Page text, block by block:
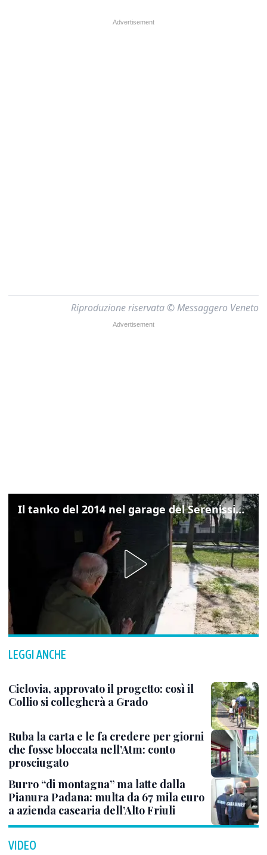
Riproduzione riservata © Messaggero Veneto
Il tanko del 2014 nel garage del Serenissimo: «Ecco come potevamo resistere per qualche giornata»
LEGGI ANCHE
Ciclovia, approvato il progetto: così il
Collio si collegherà a Grado
Ruba la carta e le fa credere per giorni
che fosse bloccata nell’Atm: conto
prosciugato
Burro “di montagna” ma latte dalla
Pianura Padana: multa da 67 mila euro
a azienda casearia dell’Alto Friuli
VIDEO